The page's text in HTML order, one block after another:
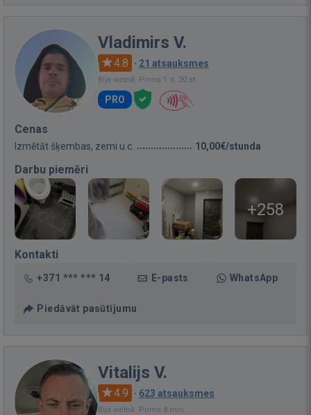
Vladimirs V.
4.8 · 21 atsauksmes
Bija vietnē: Pirms 1 d. 20 st.
PRO
Cenas
Izmētāt šķembas, zemi u.c. 10,00€/stunda
Darbu piemēri
+258
Kontakti
+371 *** *** 14 E-pasts WhatsApp
Piedāvāt pasūtījumu
Vitalijs V.
4.9 · 623 atsauksmes
Bija vietnē: Pirms 8 min.